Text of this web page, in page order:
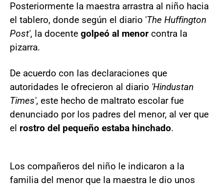
Posteriormente la maestra arrastra al niño hacia
el tablero, donde según el diario 'The Huffington
Post', la docente golpeó al menor contra la
pizarra.
De acuerdo con las declaraciones que
autoridades le ofrecieron al diario 'Hindustan
Times', este hecho de maltrato escolar fue
denunciado por los padres del menor, al ver que
el rostro del pequeño estaba hinchado.
Los compañeros del niño le indicaron a la
familia del menor que la maestra le dio unos